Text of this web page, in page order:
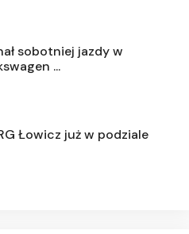
sobotniej jazdy w
...
Łowicz już w podziale